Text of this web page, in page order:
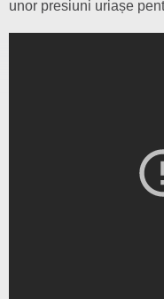
unor presiuni uriașe